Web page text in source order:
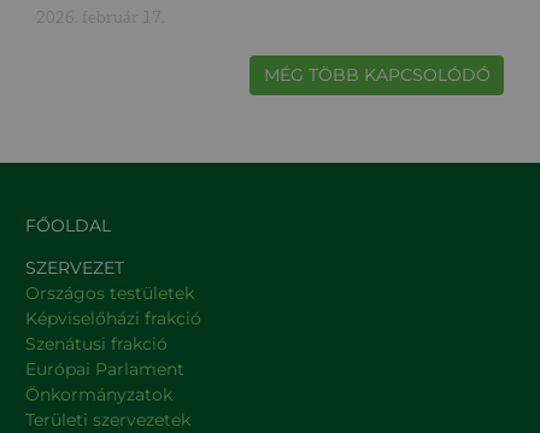
2026. február 17.
MÉG TÖBB KAPCSOLÓDÓ
FŐOLDAL
SZERVEZET
Országos testületek
Képviselőházi frakció
Szenátusi frakció
Európai Parlament
Önkormányzatok
Területi szervezetek